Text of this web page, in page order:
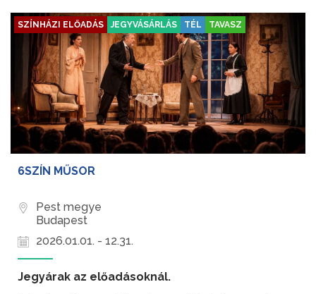
SZÍNHÁZI ELŐADÁS JEGYVÁSÁRLÁS TÉL TAVASZ
6SZÍN MŰSOR
Pest megye
Budapest
2026.01.01. - 12.31.
Jegyárak az előadásoknál.